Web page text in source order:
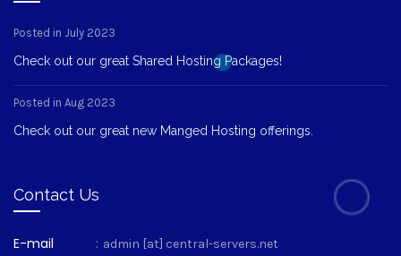
Posted in July 2023
Check out our great Shared Hosting Packages!
Posted in Aug 2023
Check out our great new Manged Hosting offerings.
Contact Us
E-mail : admin [at] central-servers.net